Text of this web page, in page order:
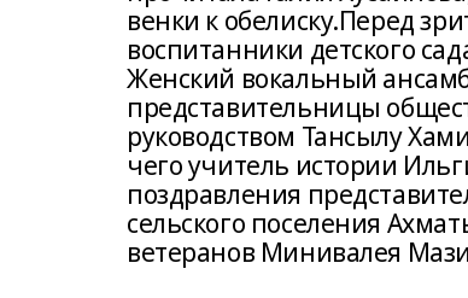
венки к обелиску.Перед
воспитанники детского
Женский вокальный
представительницы
руководством Тансылу
чего учитель истории
поздравления
сельского поселения
ветеранов Минивалея